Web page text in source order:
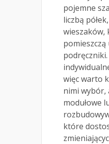
pojemne
liczbą
wieszaków,
więc warto
nimi wybór,
modułowe
które